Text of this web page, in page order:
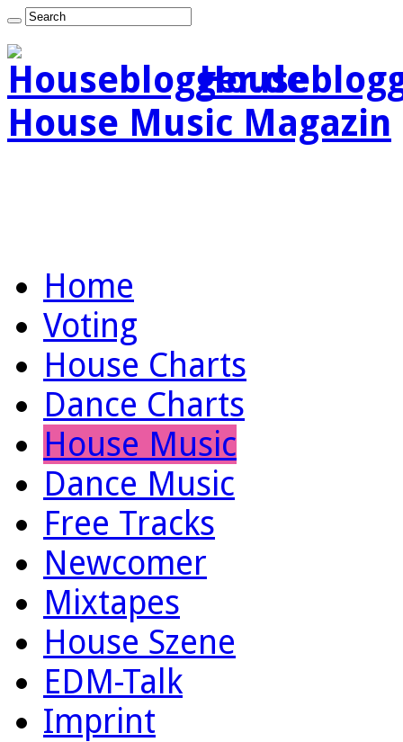
House Music Magazin
Home
Voting
House Charts
Dance Charts
House Music
Dance Music
Free Tracks
Newcomer
Mixtapes
House Szene
EDM-Talk
Imprint